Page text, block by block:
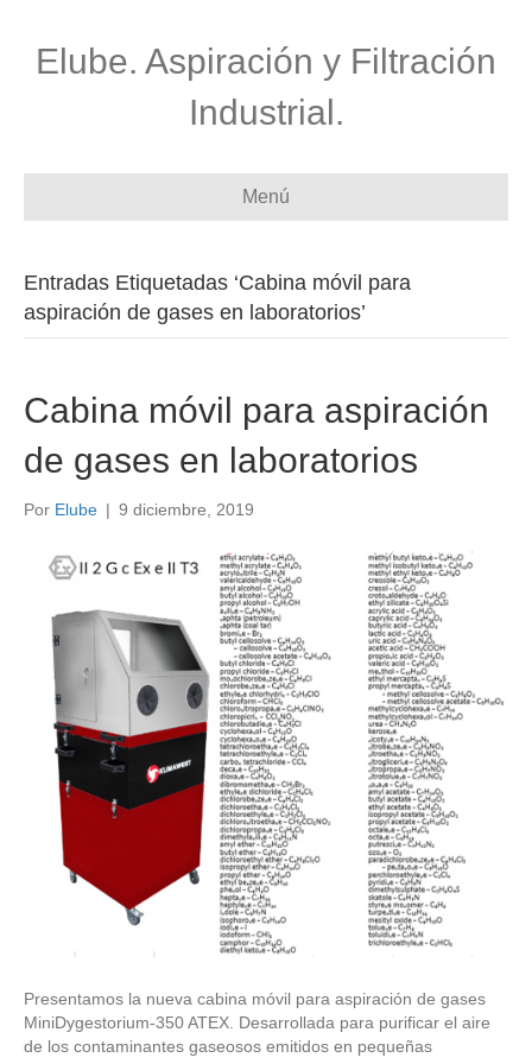
Elube. Aspiración y Filtración
Industrial.
Menú
Entradas Etiquetadas ‘Cabina móvil para
aspiración de gases en laboratorios’
Cabina móvil para aspiración
de gases en laboratorios
Por Elube | 9 diciembre, 2019
Presentamos la nueva cabina móvil para aspiración de gases
MiniDygestorium-350 ATEX. Desarrollada para purificar el aire
de los contaminantes gaseosos emitidos en pequeñas